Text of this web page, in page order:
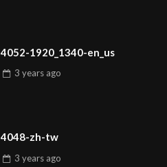
4052-1920_1340-en_us
3 years ago
4048-zh-tw
3 years ago